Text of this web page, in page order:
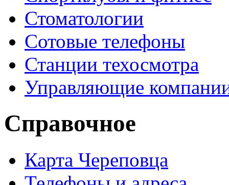
Стоматологии
Сотовые телефоны
Станции техосмотра
Управляющие
Справочное
Карта Череповца